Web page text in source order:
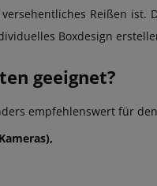
Reißen
Boxdesign
geeignet?
empfehlenswert für